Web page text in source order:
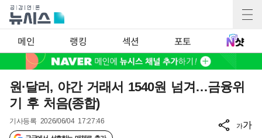
메인 랭킹 섹션 포토
원·달러, 야간 거래서 1540원 넘겨…금융위
기 후 처음(종합)
기사등록 2026/06/04 17:27:46
가가